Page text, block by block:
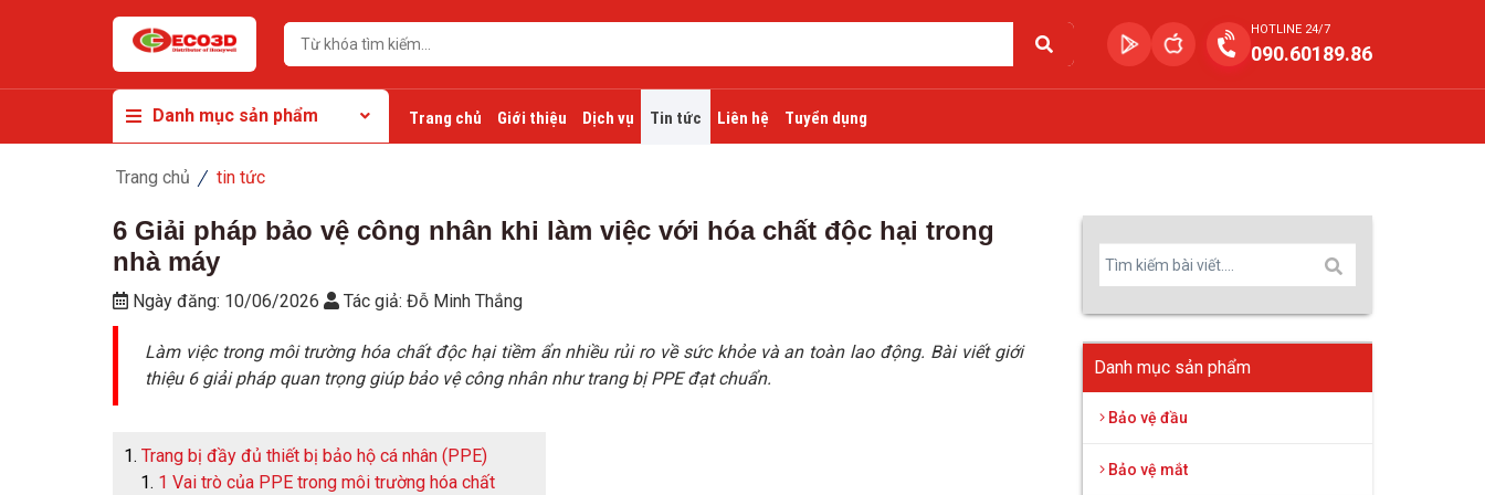
HOTLINE 24/7
090.60189.86
Danh mục sản phẩm Trang chủ Giới thiệu Dịch vụ Tin tức Liên hệ Tuyển dụng
Trang chủ tin tức
6 Giải pháp bảo vệ công nhân khi làm việc với hóa chất độc hại trong
nhà máy
Ngày đăng: 10/06/2026 Tác giả: Đỗ Minh Thắng
Làm việc trong môi trường hóa chất độc hại tiềm ẩn nhiều rủi ro về sức khỏe và an toàn lao động. Bài viết giới
thiệu 6 giải pháp quan trọng giúp bảo vệ công nhân như trang bị PPE đạt chuẩn.
Trang bị đầy đủ thiết bị bảo hộ cá nhân (PPE)
1 Vai trò của PPE trong môi trường hóa chất
Danh mục sản phẩm
Bảo vệ đầu
Bảo vệ mắt